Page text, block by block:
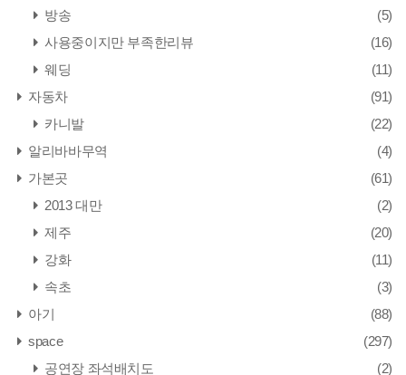
방송
(5)
사용중이지만 부족한리뷰
(16)
웨딩
(11)
자동차
(91)
카니발
(22)
알리바바무역
(4)
가본곳
(61)
2013 대만
(2)
제주
(20)
강화
(11)
속초
(3)
아기
(88)
space
(297)
공연장 좌석배치도
(2)